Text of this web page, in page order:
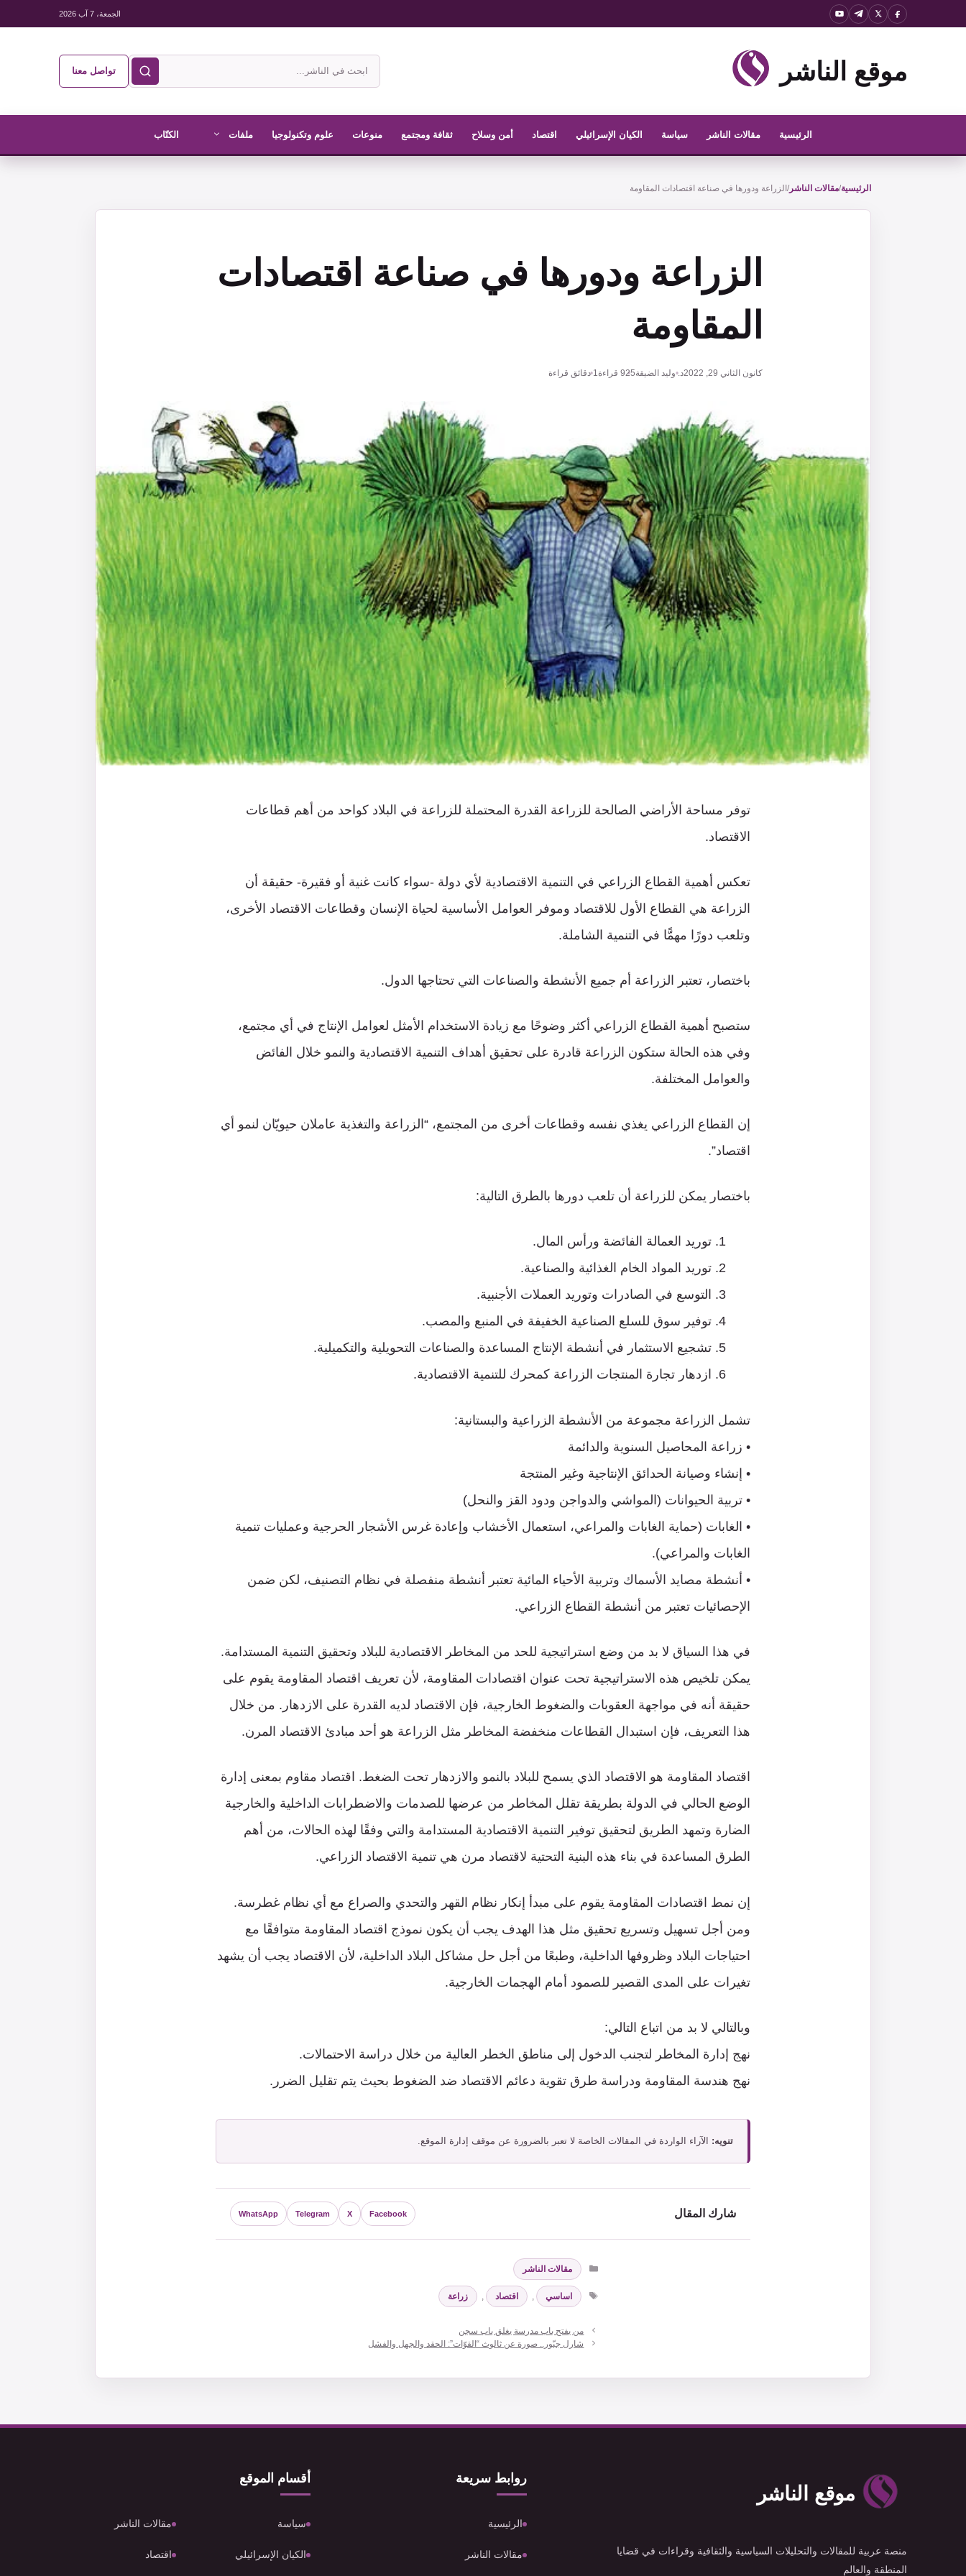
الجمعة، 7 آب 2026
موقع الناشر
ابحث
في
الناشر
تواصل معنا
الرئيسية مقالات الناشر سياسة الكيان الإسرائيلي اقتصاد أمن وسلاح ثقافة ومجتمع منوعات علوم وتكنولوجيا ملفات الكتّاب
الرئيسية/مقالات الناشر/ الزراعة ودورها في صناعة اقتصادات المقاومة
الزراعة ودورها في صناعة اقتصادات
المقاومة
كانون الثاني 29, 2022 د. وليد الضيقة925 قراءة1 دقائق قراءة
توفر مساحة الأراضي الصالحة للزراعة القدرة المحتملة للزراعة في البلاد كواحد من أهم قطاعات
الاقتصاد.
تعكس أهمية القطاع الزراعي في التنمية الاقتصادية لأي دولة -سواء كانت غنية أو فقيرة- حقيقة أن
الزراعة هي القطاع الأول للاقتصاد وموفر العوامل الأساسية لحياة الإنسان وقطاعات الاقتصاد الأخرى،
وتلعب دورًا مهمًّا في التنمية الشاملة.
باختصار، تعتبر الزراعة أم جميع الأنشطة والصناعات التي تحتاجها الدول.
ستصبح أهمية القطاع الزراعي أكثر وضوحًا مع زيادة الاستخدام الأمثل لعوامل الإنتاج في أي مجتمع،
وفي هذه الحالة ستكون الزراعة قادرة على تحقيق أهداف التنمية الاقتصادية والنمو خلال الفائض
والعوامل المختلفة.
إن القطاع الزراعي يغذي نفسه وقطاعات أخرى من المجتمع، “الزراعة والتغذية عاملان حيويّان لنمو أي
اقتصاد”.
باختصار يمكن للزراعة أن تلعب دورها بالطرق التالية:
توريد العمالة الفائضة ورأس المال.
توريد المواد الخام الغذائية والصناعية.
التوسع في الصادرات وتوريد العملات الأجنبية.
توفير سوق للسلع الصناعية الخفيفة في المنبع والمصب.
تشجيع الاستثمار في أنشطة الإنتاج المساعدة والصناعات التحويلية والتكميلية.
ازدهار تجارة المنتجات الزراعة كمحرك للتنمية الاقتصادية.
تشمل الزراعة مجموعة من الأنشطة الزراعية والبستانية:
• زراعة المحاصيل السنوية والدائمة
• إنشاء وصيانة الحدائق الإنتاجية وغير المنتجة
• تربية الحيوانات (المواشي والدواجن ودود القز والنحل)
• الغابات (حماية الغابات والمراعي، استعمال الأخشاب وإعادة غرس الأشجار الحرجية وعمليات تنمية
الغابات والمراعي).
• أنشطة مصايد الأسماك وتربية الأحياء المائية تعتبر أنشطة منفصلة في نظام التصنيف، لكن ضمن
الإحصائيات تعتبر من أنشطة القطاع الزراعي.
في هذا السياق لا بد من وضع استراتيجية للحد من المخاطر الاقتصادية للبلاد وتحقيق التنمية المستدامة.
يمكن تلخيص هذه الاستراتيجية تحت عنوان اقتصادات المقاومة، لأن تعريف اقتصاد المقاومة يقوم على
حقيقة أنه في مواجهة العقوبات والضغوط الخارجية، فإن الاقتصاد لديه القدرة على الازدهار. من خلال
هذا التعريف، فإن استبدال القطاعات منخفضة المخاطر مثل الزراعة هو أحد مبادئ الاقتصاد المرن.
اقتصاد المقاومة هو الاقتصاد الذي يسمح للبلاد بالنمو والازدهار تحت الضغط. اقتصاد مقاوم بمعنى إدارة
الوضع الحالي في الدولة بطريقة تقلل المخاطر من عرضها للصدمات والاضطرابات الداخلية والخارجية
الضارة وتمهد الطريق لتحقيق توفير التنمية الاقتصادية المستدامة والتي وفقًا لهذه الحالات، من أهم
الطرق المساعدة في بناء هذه البنية التحتية لاقتصاد مرن هي تنمية الاقتصاد الزراعي.
إن نمط اقتصادات المقاومة يقوم على مبدأ إنكار نظام القهر والتحدي والصراع مع أي نظام غطرسة.
ومن أجل تسهيل وتسريع تحقيق مثل هذا الهدف يجب أن يكون نموذج اقتصاد المقاومة متوافقًا مع
احتياجات البلاد وظروفها الداخلية، وطبعًا من أجل حل مشاكل البلاد الداخلية، لأن الاقتصاد يجب أن يشهد
تغيرات على المدى القصير للصمود أمام الهجمات الخارجية.
وبالتالي لا بد من اتباع التالي:
نهج إدارة المخاطر لتجنب الدخول إلى مناطق الخطر العالية من خلال دراسة الاحتمالات.
نهج هندسة المقاومة ودراسة طرق تقوية دعائم الاقتصاد ضد الضغوط بحيث يتم تقليل الضرر.
تنويه: الآراء الواردة في المقالات الخاصة لا تعبر بالضرورة عن موقف إدارة الموقع.
شارك المقال Facebook
X
Telegram
WhatsApp
التصنيفات
مقالات الناشر
الوسوم
اساسي اقتصاد زراعة
من يفتح باب مدرسة يغلق باب سجن
شارل جبّور.. صورة عن ثالوث “القوّات”: الحقد والجهل والفشل
موقع الناشر
منصة عربية للمقالات والتحليلات السياسية والثقافية وقراءات في قضايا
المنطقة والعالم
روابط سريعة
الرئيسية
مقالات الناشر
أقسام الموقع
سياسة مقالات الناشر
الكيان الإسرائيلي اقتصاد